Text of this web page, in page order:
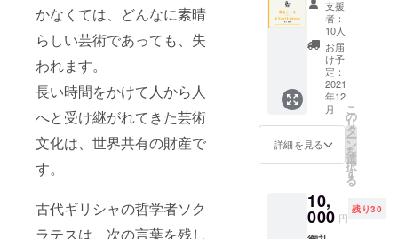
かなくては、どんなに素晴
らしい芸術であっても、失
われます。
長い時間をかけて人から人
へと受け継がれてきた芸術
文化は、世界共有の財産で
す。
古代ギリシャの哲学者ソク
ラテスは、次の言葉を残し
ター
#MeetU
pNews
配信
（毎月
10日配
信）
支援
者：
10人
お届
け予
定：
2021
年12
月
詳細を見る
こ
の
リ
タ
ー
ン
を
選
択
す
る
10,
000 円
残り30